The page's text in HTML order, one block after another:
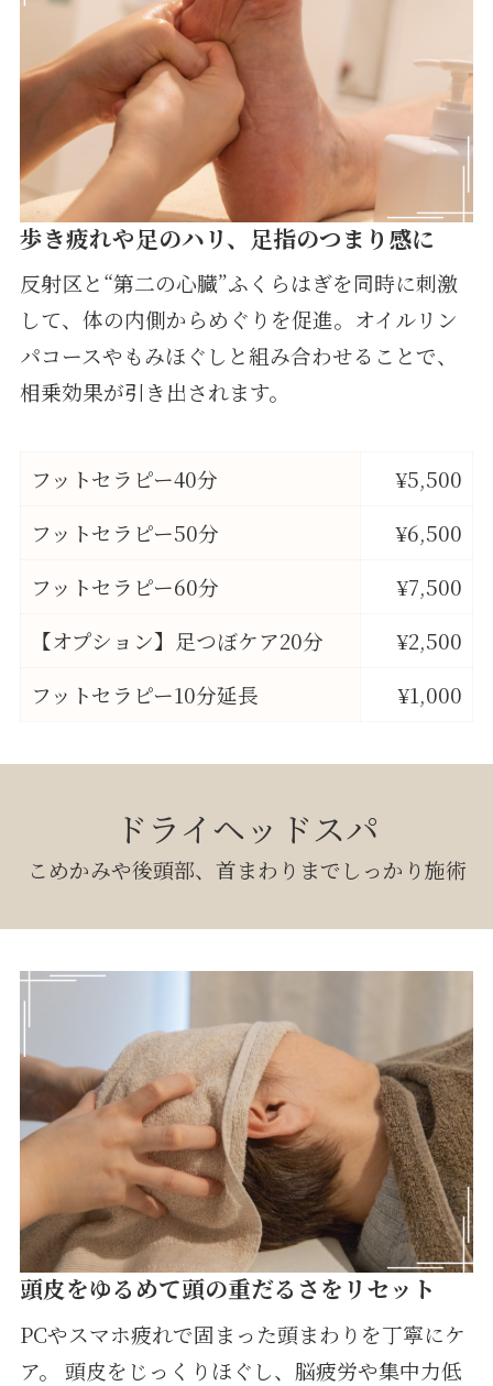
歩き疲れや足のハリ、足指のつまり感に
反射区と“第二の心臓”ふくらはぎを同時に刺激
して、体の内側からめぐりを促進。オイルリン
パコースやもみほぐしと組み合わせることで、
相乗効果が引き出されます。
フットセラピー40分
¥5,500
フットセラピー50分
¥6,500
フットセラピー60分
¥7,500
【オプション】足つぼケア20分
¥2,500
フットセラピー10分延長
¥1,000
ドライヘッドスパ
こめかみや後頭部、首まわりまでしっかり施術
頭皮をゆるめて頭の重だるさをリセット
PCやスマホ疲れで固まった頭まわりを丁寧にケ
ア。 頭皮をじっくりほぐし、脳疲労や集中力低